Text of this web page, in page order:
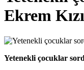
Ekrem
Yetenekli çocuklar